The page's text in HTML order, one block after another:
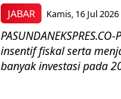
JABAR Kamis, 16 Jul
insentif fiskal serta
banyak investasi pada